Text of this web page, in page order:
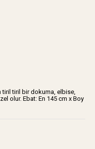
tiril bir dokuma, elbise,
olur. Ebat: En 145 cm x Boy